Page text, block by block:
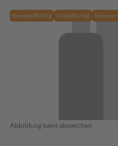
Rezeptpflichtig Kühlpflichtig
Abbildung kann abweichen